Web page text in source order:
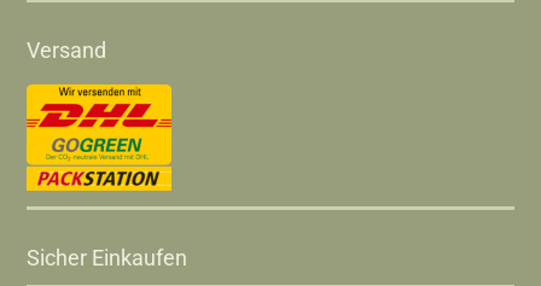
Versand
Sicher Einkaufen